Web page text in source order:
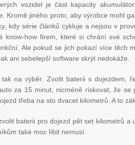
vozidel je část kapacity
Kromě jiného proto, aby výrobce mohl
kdy série článků cykluje a nejsou v
know-how firem, které si chrání své
Ale pokud se jich pokazí více těch
ani sebelepší software skrýt nedokáže.
tak na výběr. Zvolit baterii s dojezdem,
za 15 minut, nicméně riskovat, že se
třeba na sto dvacet kilometrů. A to
baterii pro dojezd pět set kilometrů a
také moc líbit nemusí.